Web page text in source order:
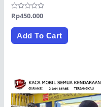
Rated
out
Rp450.000
Add To Cart